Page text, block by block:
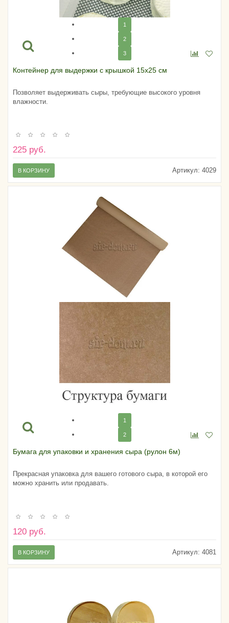
1
2
3
Контейнер для выдержки с крышкой 15х25 см
Позволяет выдерживать сыры, требующие высокого уровня
влажности.
225 руб.
Артикул: 4029
В КОРЗИНУ
1
2
Бумага для упаковки и хранения сыра (рулон 6м)
Прекрасная упаковка для вашего готового сыра, в которой его
можно хранить или продавать.
120 руб.
Артикул: 4081
В КОРЗИНУ